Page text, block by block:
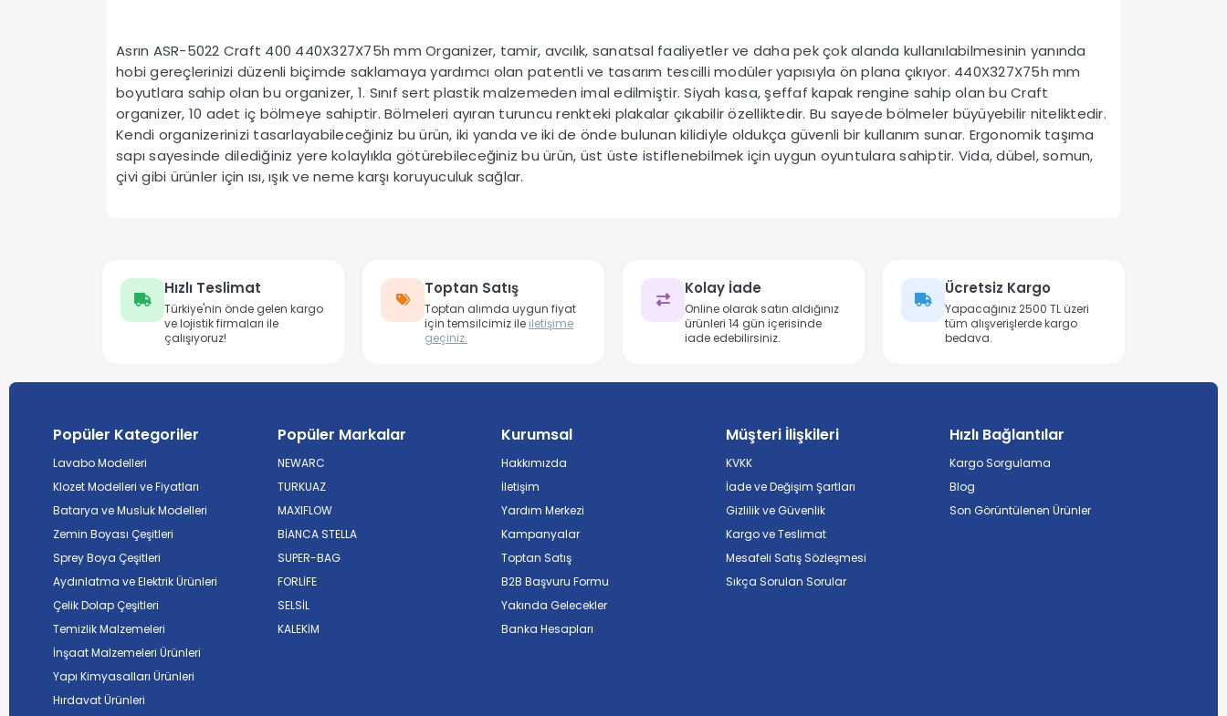
Asrın ASR-5022 Craft 400 440X327X75h mm Organizer, tamir, avcılık, sanatsal faaliyetler ve daha pek çok alanda kullanılabilmesinin yanında
hobi gereçlerinizi düzenli biçimde saklamaya yardımcı olan patentli ve tasarım tescilli modüler yapısıyla ön plana çıkıyor. 440X327X75h mm
boyutlara sahip olan bu organizer, 1. Sınıf sert plastik malzemeden imal edilmiştir. Siyah kasa, şeffaf kapak rengine sahip olan bu Craft
organizer, 10 adet iç bölmeye sahiptir. Bölmeleri ayıran turuncu renkteki plakalar çıkabilir özelliktedir. Bu sayede bölmeler büyüyebilir niteliktedir.
Kendi organizerinizi tasarlayabileceğiniz bu ürün, iki yanda ve iki de önde bulunan kilidiyle oldukça güvenli bir kullanım sunar. Ergonomik taşıma
sapı sayesinde dilediğiniz yere kolaylıkla götürebileceğiniz bu ürün, üst üste istiflenebilmek için uygun oyuntulara sahiptir. Vida, dübel, somun,
çivi gibi ürünler için ısı, ışık ve neme karşı koruyuculuk sağlar.
Hızlı Teslimat
Türkiye'nin önde gelen kargo
ve lojistik firmaları ile
çalışıyoruz!
Toptan Satış
Toptan alımda uygun fiyat
için temsilcimiz ile iletişime
geçiniz.
Kolay İade
Online olarak satın aldığınız
ürünleri 14 gün içerisinde
iade edebilirsiniz.
Ücretsiz Kargo
Yapacağınız 2500 TL üzeri
tüm alışverişlerde kargo
bedava.
Popüler Kategoriler
Lavabo Modelleri
Klozet Modelleri ve Fiyatları
Batarya ve Musluk Modelleri
Zemin Boyası Çeşitleri
Sprey Boya Çeşitleri
Aydınlatma ve Elektrik Ürünleri
Çelik Dolap Çeşitleri
Temizlik Malzemeleri
İnşaat Malzemeleri Ürünleri
Yapı Kimyasalları Ürünleri
Hırdavat Ürünleri
Popüler Markalar
NEWARC
TURKUAZ
MAXIFLOW
BİANCA STELLA
SUPER-BAG
FORLİFE
SELSİL
KALEKİM
Kurumsal
Hakkımızda
İletişim
Yardım Merkezi
Kampanyalar
Toptan Satış
B2B Başvuru Formu
Yakında Gelecekler
Banka Hesapları
Müşteri İlişkileri
KVKK
İade ve Değişim Şartları
Gizlilik ve Güvenlik
Kargo ve Teslimat
Mesafeli Satış Sözleşmesi
Sıkça Sorulan Sorular
Hızlı Bağlantılar
Kargo Sorgulama
Blog
Son Görüntülenen Ürünler